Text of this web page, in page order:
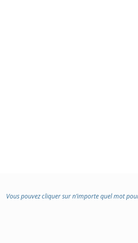
Vous pouvez cliquer sur n’importe quel mot